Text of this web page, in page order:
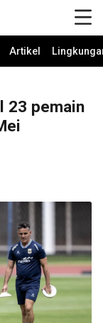
Artikel
23 pemain